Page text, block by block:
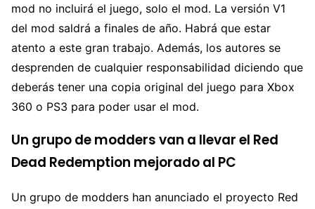
mod no incluirá el juego, solo el mod. La versión V1
del mod saldrá a finales de año. Habrá que estar
atento a este gran trabajo. Además, los autores se
desprenden de cualquier responsabilidad diciendo que
deberás tener una copia original del juego para Xbox
360 o PS3 para poder usar el mod.
Un grupo de modders van a llevar el Red
Dead Redemption mejorado al PC
Un grupo de modders han anunciado el proyecto Red